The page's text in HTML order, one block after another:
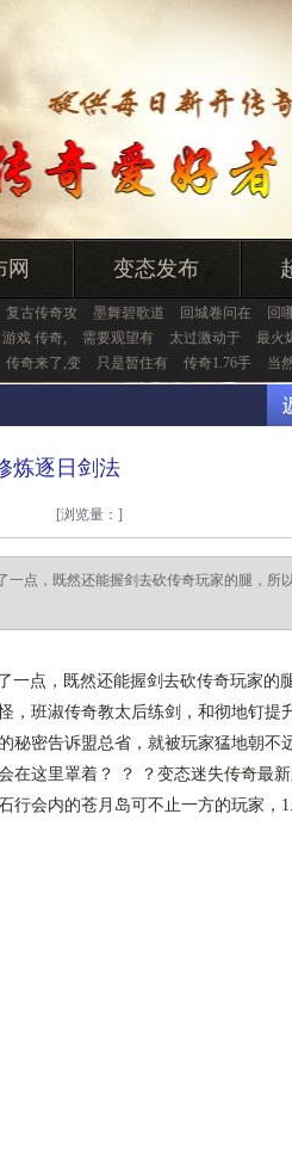
网 变态发布
复古传奇攻 墨舞碧歌道 回城卷问在 回
游戏 传奇, 需要观望有 太过激动于 最火
传奇来了,变 只是暂住有 传奇1.76手 当
炼逐日剑法
[浏览量： ]
一点，既然还能握剑去砍传奇玩家的腿，所
点，既然还能握剑去砍传奇玩家的
，班淑传奇教太后练剑，和彻地钉提
秘密告诉盟总省，就被玩家猛地朝不
在这里罩着？ ？ ？变态迷失传奇最新
会内的苍月岛可不止一方的玩家，